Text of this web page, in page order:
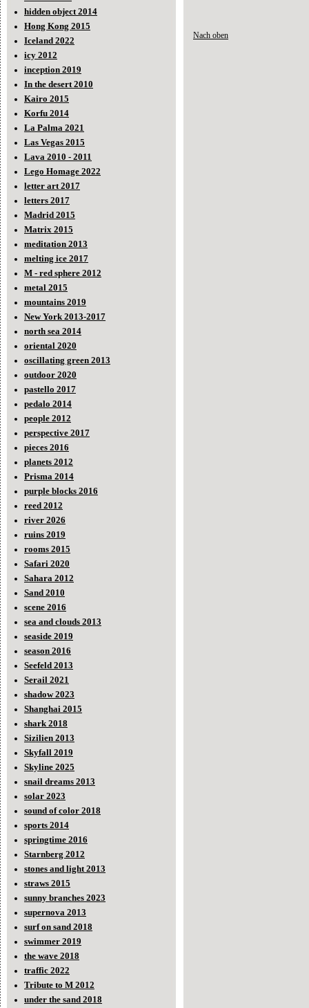
hidden object 2014
Hong Kong 2015
Iceland 2022
icy 2012
inception 2019
In the desert 2010
Kairo 2015
Korfu 2014
La Palma 2021
Las Vegas 2015
Lava 2010 - 2011
Lego Homage 2022
letter art 2017
letters 2017
Madrid 2015
Matrix 2015
meditation 2013
melting ice 2017
M - red sphere 2012
metal 2015
mountains 2019
New York 2013-2017
north sea 2014
oriental 2020
oscillating green 2013
outdoor 2020
pastello 2017
pedalo 2014
people 2012
perspective 2017
pieces 2016
planets 2012
Prisma 2014
purple blocks 2016
reed 2012
river 2026
ruins 2019
rooms 2015
Safari 2020
Sahara 2012
Sand 2010
scene 2016
sea and clouds 2013
seaside 2019
season 2016
Seefeld 2013
Serail 2021
shadow 2023
Shanghai 2015
shark 2018
Sizilien 2013
Skyfall 2019
Skyline 2025
snail dreams 2013
solar 2023
sound of color 2018
sports 2014
springtime 2016
Starnberg 2012
stones and light 2013
straws 2015
sunny branches 2023
supernova 2013
surf on sand 2018
swimmer 2019
the wave 2018
traffic 2022
Tribute to M 2012
under the sand 2018
Nach oben